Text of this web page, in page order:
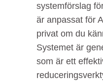
systemförslag
är anpassat för
privat om du
Systemet är
som är ett